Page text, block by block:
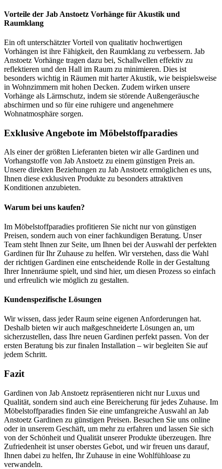
Vorteile der Jab Anstoetz Vorhänge für Akustik und
Raumklang
Ein oft unterschätzter Vorteil von qualitativ hochwertigen
Vorhängen ist ihre Fähigkeit, den Raumklang zu verbessern. Jab
Anstoetz Vorhänge tragen dazu bei, Schallwellen effektiv zu
reflektieren und den Hall im Raum zu minimieren. Dies ist
besonders wichtig in Räumen mit harter Akustik, wie beispielsweise
in Wohnzimmern mit hohen Decken. Zudem wirken unsere
Vorhänge als Lärmschutz, indem sie störende Außengeräusche
abschirmen und so für eine ruhigere und angenehmere
Wohnatmosphäre sorgen.
Exklusive Angebote im Möbelstoffparadies
Als einer der größten Lieferanten bieten wir alle Gardinen und
Vorhangstoffe von Jab Anstoetz zu einem günstigen Preis an.
Unsere direkten Beziehungen zu Jab Anstoetz ermöglichen es uns,
Ihnen diese exklusiven Produkte zu besonders attraktiven
Konditionen anzubieten.
Warum bei uns kaufen?
Im Möbelstoffparadies profitieren Sie nicht nur von günstigen
Preisen, sondern auch von einer fachkundigen Beratung. Unser
Team steht Ihnen zur Seite, um Ihnen bei der Auswahl der perfekten
Gardinen für Ihr Zuhause zu helfen. Wir verstehen, dass die Wahl
der richtigen Gardinen eine entscheidende Rolle in der Gestaltung
Ihrer Innenräume spielt, und sind hier, um diesen Prozess so einfach
und erfreulich wie möglich zu gestalten.
Kundenspezifische Lösungen
Wir wissen, dass jeder Raum seine eigenen Anforderungen hat.
Deshalb bieten wir auch maßgeschneiderte Lösungen an, um
sicherzustellen, dass Ihre neuen Gardinen perfekt passen. Von der
ersten Beratung bis zur finalen Installation – wir begleiten Sie auf
jedem Schritt.
Fazit
Gardinen von Jab Anstoetz repräsentieren nicht nur Luxus und
Qualität, sondern sind auch eine Bereicherung für jedes Zuhause. Im
Möbelstoffparadies finden Sie eine umfangreiche Auswahl an Jab
Anstoetz Gardinen zu günstigen Preisen. Besuchen Sie uns online
oder in unserem Geschäft, um mehr zu erfahren und lassen Sie sich
von der Schönheit und Qualität unserer Produkte überzeugen. Ihre
Zufriedenheit ist unser oberstes Gebot, und wir freuen uns darauf,
Ihnen dabei zu helfen, Ihr Zuhause in eine Wohlfühloase zu
verwandeln.